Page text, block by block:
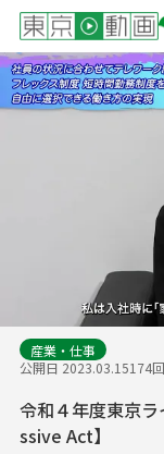
産業・仕事
公開日 2023.03.15174
令和４年度東京
ssive Act】